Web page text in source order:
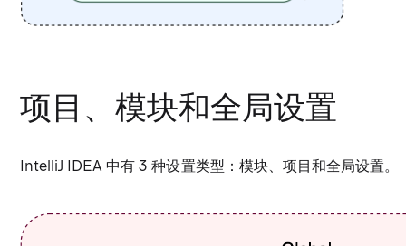
项目、模块和全局设置
IntelliJ IDEA 中有 3 种设置类型：模块、项目和全局设置。